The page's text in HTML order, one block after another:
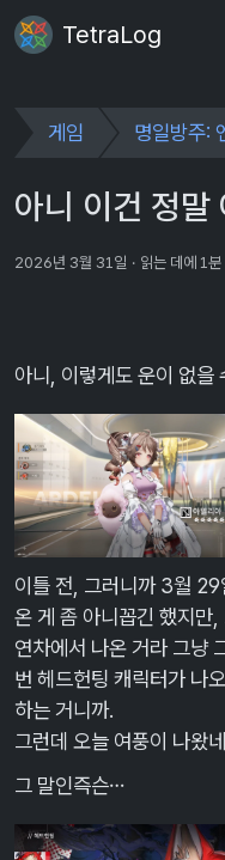
TetraLog
게임 명일방주:
아니 이건 정말
2026년 3월 31일 읽는 데에 1분
아니, 이렇게도 운이 없을
이틀 전, 그러니까 3월
온 게 좀 아니꼽긴 했지만
연차에서 나온 거라 그냥
번 헤드헌팅 캐릭터가 나
하는 거니까.
그런데 오늘 여풍이 나왔
그 말인즉슨…